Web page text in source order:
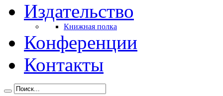
Издательство
Книжная полка
Конференции
Контакты